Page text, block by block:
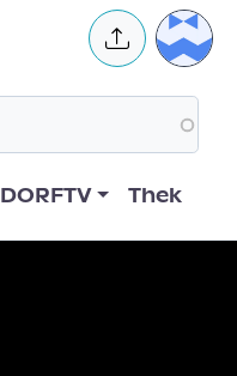
User
DORFTV Thek